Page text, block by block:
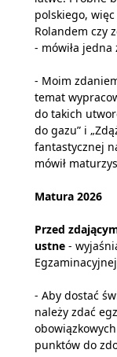
polskiego,
Rolandem czy
- mówiła
- Moim
temat
do takich
do gazu” i
fantastycznej
mówił
Matura 2026
Przed
ustne -
- Aby dostać
należy zdać
punktów do